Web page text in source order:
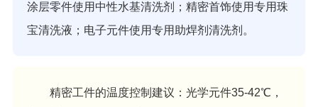
涂层零件使用中性水基清洗剂；精密首饰使用专用珠
宝清洗液；电子元件使用专用助焊剂清洗剂。
精密工件的温度控制建议：光学元件35-42℃，